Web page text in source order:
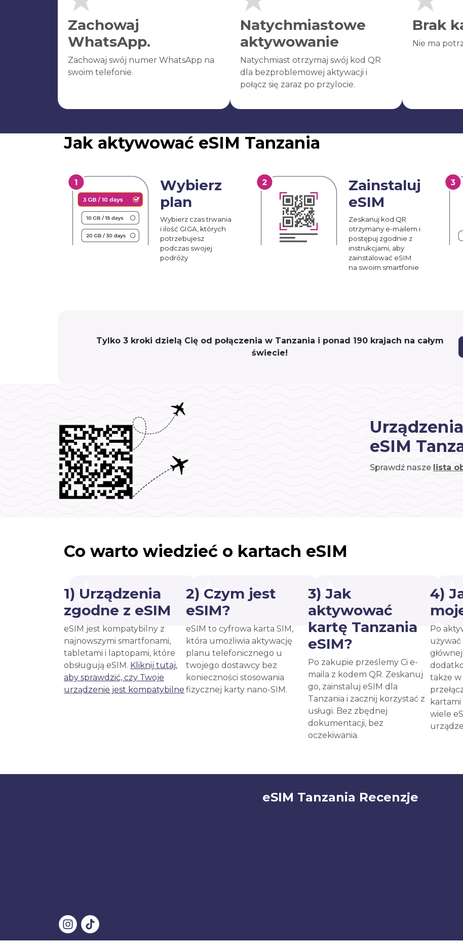
Zachowaj
WhatsApp.
Zachowaj swój numer WhatsApp na
swoim telefonie.
Natychmiastowe
aktywowanie
Natychmiast otrzymaj swój kod QR
dla bezproblemowej aktywacji i
połącz się zaraz po przylocie.
Brak
Nie ma
Jak aktywować eSIM Tanzania
Wybierz
plan
Wybierz czas trwania
i ilość GIGA, których
potrzebujesz
podczas swojej
podróży
Zainstaluj
eSIM
Zeskanuj kod QR
otrzymany e-mailem i
postępuj zgodnie z
instrukcjami, aby
zainstalować eSIM
na swoim smartfonie
Tylko 3 kroki dzielą Cię od połączenia w Tanzania i ponad 190 krajach na całym
świecie!
eSIM
Sprawdź nasze lista
Co warto wiedzieć o kartach eSIM
1) Urządzenia
zgodne z eSIM
eSIM jest kompatybilny z
najnowszymi smartfonami,
tabletami i laptopami, które
obsługują eSIM. Kliknij tutaj,
aby sprawdzić, czy Twoje
urządzenie jest kompatybilne
2) Czym jest
eSIM?
eSIM to cyfrowa karta SIM,
która umożliwia aktywację
planu telefonicznego u
twojego dostawcy bez
konieczności stosowania
fizycznej karty nano-SIM.
3) Jak
aktywować
kartę Tanzania
eSIM?
Po zakupie prześlemy Ci e-
maila z kodem QR. Zeskanuj
go, zainstaluj eSIM dla
Tanzania i zacznij korzystać z
usługi. Bez zbędnej
dokumentacji, bez
oczekiwania.
4)
Po
używać
także
wiele
eSIM Tanzania Recenzje